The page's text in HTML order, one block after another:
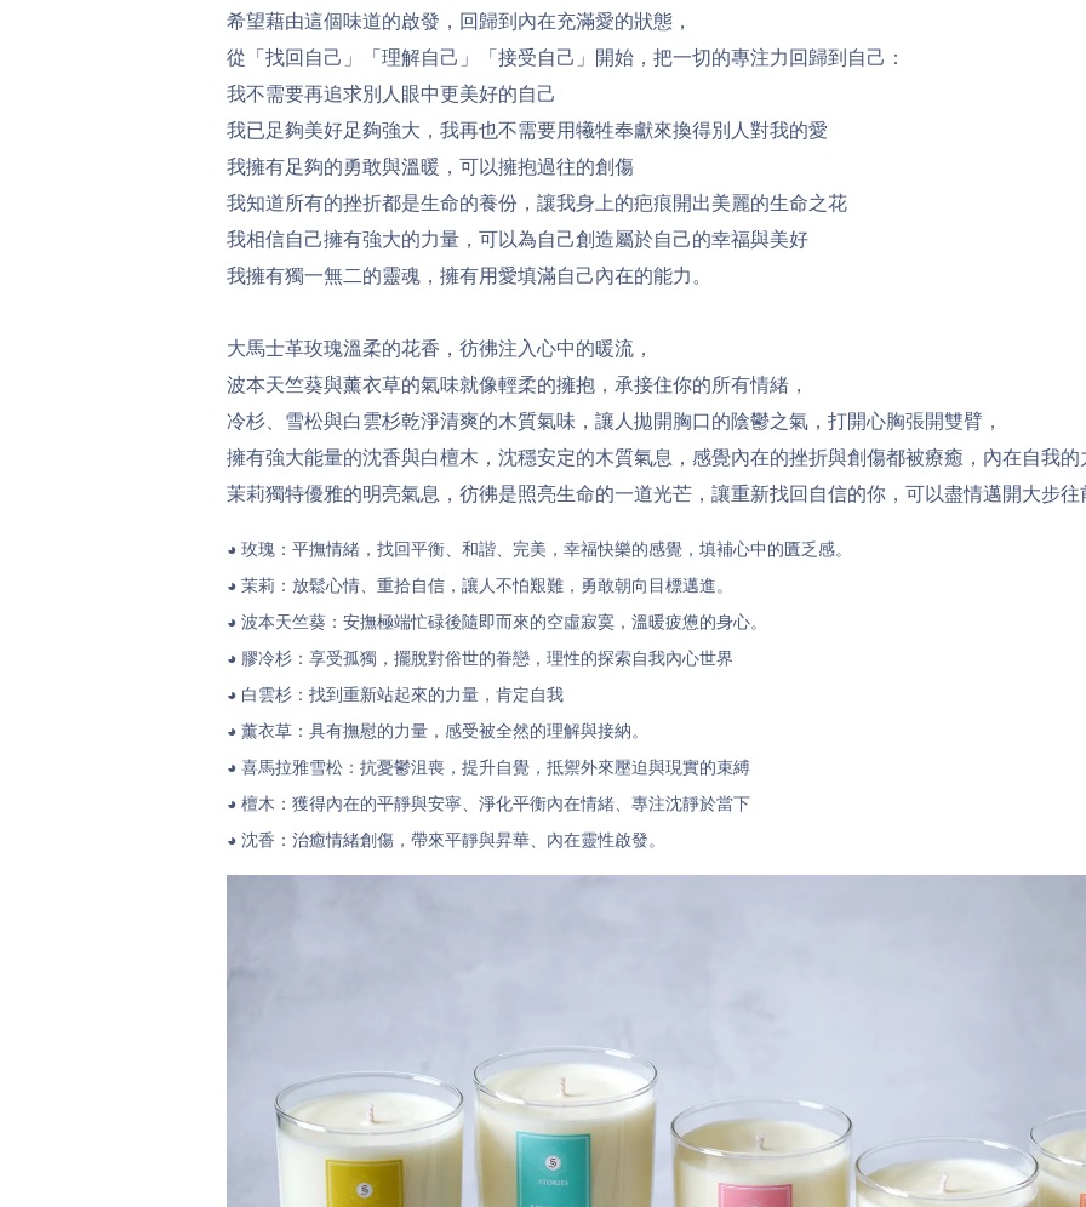
希望藉由這個味道的啟發，回歸到內在充滿愛的狀態，
從「找回自己」「理解自己」「接受自己」開始，把一切的專注力回歸到自己：
我不需要再追求別人眼中更美好的自己
我已足夠美好足夠強大，我再也不需要用犧牲奉獻來換得別人對我的愛
我擁有足夠的勇敢與溫暖，可以擁抱過往的創傷
我知道所有的挫折都是生命的養份，讓我身上的疤痕開出美麗的生命之花
我相信自己擁有強大的力量，可以為自己創造屬於自己的幸福與美好
我擁有獨一無二的靈魂，擁有用愛填滿自己內在的能力。
大馬士革玫瑰溫柔的花香，彷彿注入心中的暖流，
波本天竺葵與薰衣草的氣味就像輕柔的擁抱，承接住你的所有情緒，
冷杉、雪松與白雲杉乾淨清爽的木質氣味，讓人 拋開胸口的陰鬱之氣， 打開心胸張開雙臂，
擁有強大能量的沈香與白檀木，沈穩安定的木質氣息，感覺內在的挫折與創傷都被療癒，內在自我的
茉莉獨特優雅的明亮氣息，彷彿是照亮生命的一道光芒，讓重新找回自信的你，可以盡情邁開大步往
◕ 玫瑰 ： 平撫情緒，找回平衡、和諧、完美，幸福快樂的感覺，填補心中的匱乏感。
◕ 茉莉 ： 放鬆心情、重拾自信，讓人不怕艱難，勇敢朝向目標邁進。
◕ 波本天竺葵 ： 安撫極端忙碌後隨即而來的空虛寂寞，溫暖疲憊的身心。
◕ 膠冷杉 ： 享受孤獨，擺脫對俗世的眷戀，理性的探索自我內心世界
◕ 白雲杉： 找到重新站起來的力量，肯定自我
◕ 薰衣草 ： 具有撫慰的力量，感受被全然的理解與接納。
◕ 喜馬拉雅雪松 ： 抗憂鬱沮喪，提升自覺，抵禦外來壓迫與現實的束縛
◕ 檀木 ：獲得內在的平靜與安寧、淨化平衡內在情緒、專注沈靜於當下
◕ 沈香 ：治癒情緒創傷，帶來平靜與昇華、內在靈性啟發。